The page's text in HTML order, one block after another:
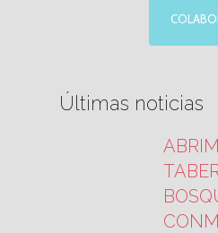
Últimas noticias